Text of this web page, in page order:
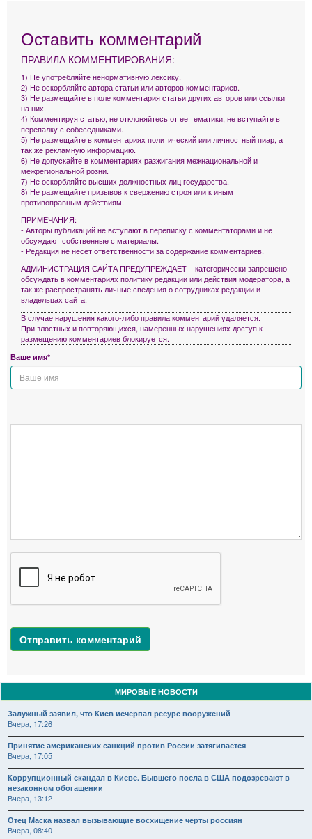
Оставить комментарий
ПРАВИЛА КОММЕНТИРОВАНИЯ:
1) Не употребляйте ненормативную лексику.
2) Не оскорбляйте автора статьи или авторов комментариев.
3) Не размещайте в поле комментария статьи других авторов или ссылки
на них.
4) Комментируя статью, не отклоняйтесь от ее тематики, не вступайте в
перепалку с собеседниками.
5) Не размещайте в комментариях политический или личностный пиар, а
так же рекламную информацию.
6) Не допускайте в комментариях разжигания межнациональной и
межрегиональной розни.
7) Не оскорбляйте высших должностных лиц государства.
8) Не размещайте призывов к свержению строя или к иным
противоправным действиям.
ПРИМЕЧАНИЯ:
- Авторы публикаций не вступают в переписку с комментаторами и не
обсуждают собственные с материалы.
- Редакция не несет ответственности за содержание комментариев.
АДМИНИСТРАЦИЯ САЙТА ПРЕДУПРЕЖДАЕТ – категорически запрещено
обсуждать в комментариях политику редакции или действия модератора, а
так же распространять личные сведения о сотрудниках редакции и
владельцах сайта.
В случае нарушения какого-либо правила комментарий удаляется.
При злостных и повторяющихся, намеренных нарушениях доступ к
размещению комментариев блокируется.
Ваше имя*
Отправить комментарий
МИРОВЫЕ НОВОСТИ
Залужный заявил, что Киев исчерпал ресурс вооружений
Вчера, 17:26
Принятие американских санкций против России затягивается
Вчера, 17:05
Коррупционный скандал в Киеве. Бывшего посла в США подозревают в
незаконном обогащении
Вчера, 13:12
Отец Маска назвал вызывающие восхищение черты россиян
Вчера, 08:40